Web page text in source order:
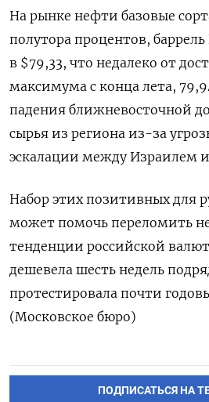
На рынке нефти базовые
полутора процентов,
в $79,33, что недалеко от
максимума с конца лета,
падения ближневосточной
сырья из региона из-за
эскалации между Израилем
Набор этих позитивных для
может помочь переломить
тенденции российской
дешевела шесть недель
протестировала почти
(Московское бюро)
ПОДПИСАТЬСЯ НА